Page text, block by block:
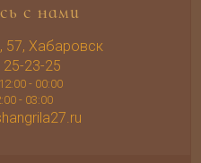
с нами
57, Хабаровск
23-25
- 00:00
- 03:00